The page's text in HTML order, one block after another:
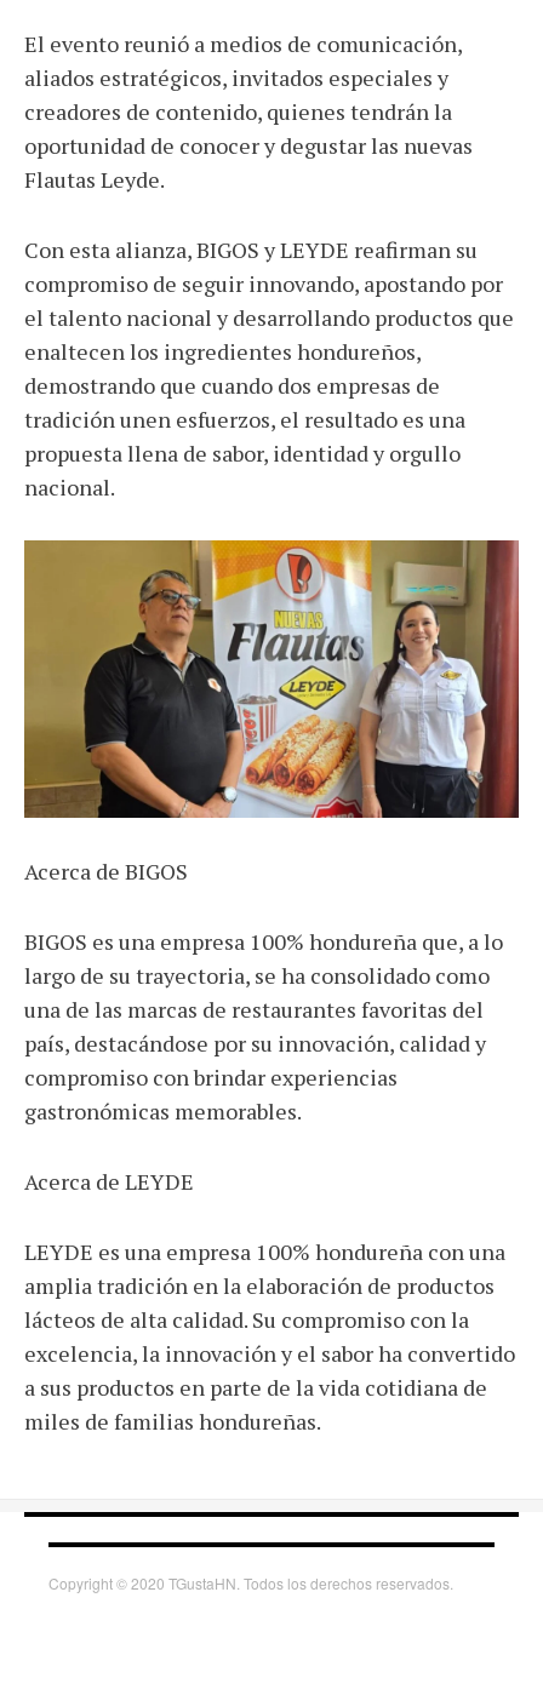
El evento reunió a medios de comunicación,
aliados estratégicos, invitados especiales y
creadores de contenido, quienes tendrán la
oportunidad de conocer y degustar las nuevas
Flautas Leyde.
Con esta alianza, BIGOS y LEYDE reafirman su
compromiso de seguir innovando, apostando por
el talento nacional y desarrollando productos que
enaltecen los ingredientes hondureños,
demostrando que cuando dos empresas de
tradición unen esfuerzos, el resultado es una
propuesta llena de sabor, identidad y orgullo
nacional.
Acerca de BIGOS
BIGOS es una empresa 100% hondureña que, a lo
largo de su trayectoria, se ha consolidado como
una de las marcas de restaurantes favoritas del
país, destacándose por su innovación, calidad y
compromiso con brindar experiencias
gastronómicas memorables.
Acerca de LEYDE
LEYDE es una empresa 100% hondureña con una
amplia tradición en la elaboración de productos
lácteos de alta calidad. Su compromiso con la
excelencia, la innovación y el sabor ha convertido
a sus productos en parte de la vida cotidiana de
miles de familias hondureñas.
Copyright © 2020 TGustaHN. Todos los derechos reservados.